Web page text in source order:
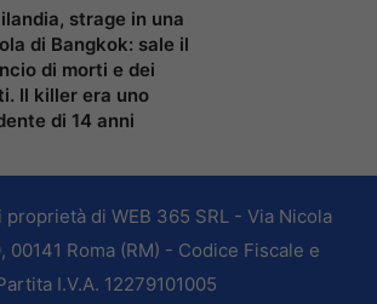
strage in una
di Bangkok: sale il
di morti e dei
Il killer era uno
di 14 anni
di WEB 365 SRL - Via Nicola
00141 Roma (RM) - Codice Fiscale e
I.V.A. 12279101005